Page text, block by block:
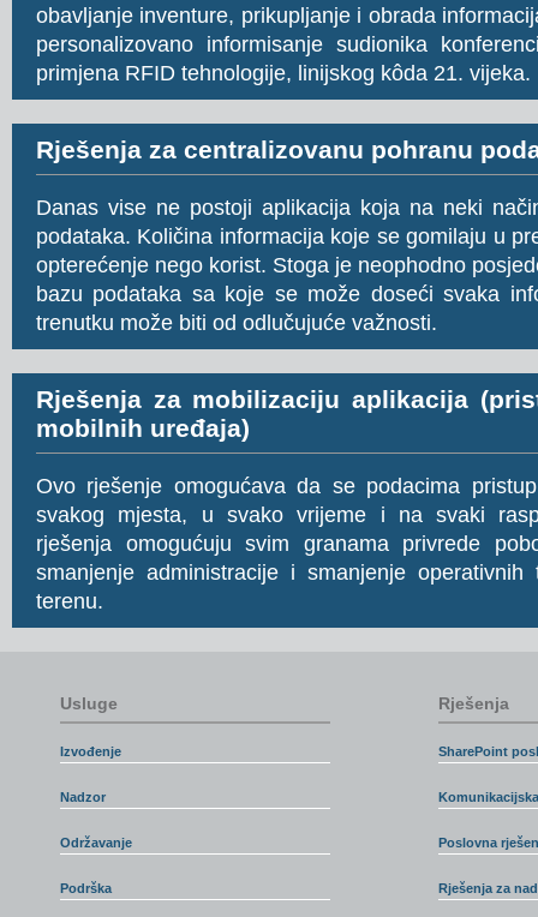
obavljanje inventure, prikupljanje i obrada
personalizovano informisanje sudionika
primjena RFID tehnologije, linijskog kôda 21. vijeka.
Rješenja za centralizovanu pohranu
Danas vise ne postoji aplikacija koja na neki
podataka. Količina informacija koje se gomilaju u
opterećenje nego korist. Stoga je neophodno
bazu podataka sa koje se može doseći svaka
trenutku može biti od odlučujuće važnosti.
Rješenja za mobilizaciju aplikacija
mobilnih uređaja)
Ovo rješenje omogućava da se podacima
svakog mjesta, u svako vrijeme i na svaki
rješenja omogućuju svim granama privrede
smanjenje administracije i smanjenje operativnih
terenu.
Usluge
Izvođenje
Nadzor
Održavanje
Podrška
Rješenja
SharePoint
Poslovna
Rješenja za